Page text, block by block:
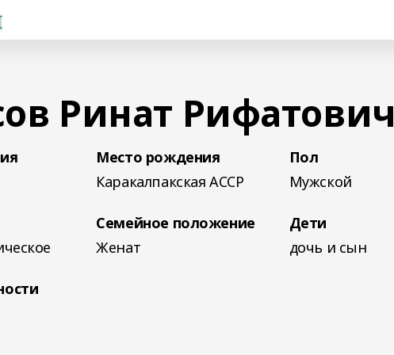
Ринат Рифатович
Место рождения
Каракалпакская АССР
Пол
Мужской
Семейное положение
Женат
Дети
дочь и сын